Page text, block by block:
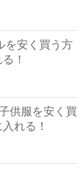
を安く買う方
！
供服を安く買
れる！